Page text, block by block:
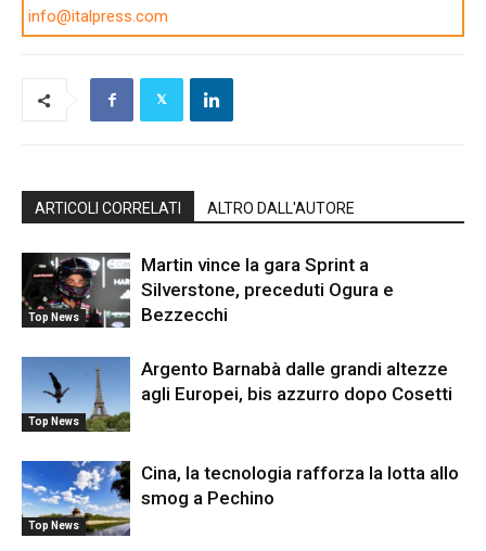
info@italpress.com
ARTICOLI CORRELATI ALTRO DALL'AUTORE
Top News
Martin vince la gara Sprint a
Silverstone, preceduti Ogura e
Bezzecchi
Top News
Argento Barnabà dalle grandi altezze
agli Europei, bis azzurro dopo Cosetti
Top News
Cina, la tecnologia rafforza la lotta allo
smog a Pechino